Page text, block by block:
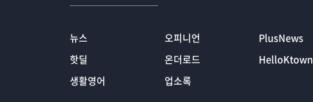
뉴스
핫딜
생활영어
오피니언
온더로드
업소록
PlusNews
HelloKtown